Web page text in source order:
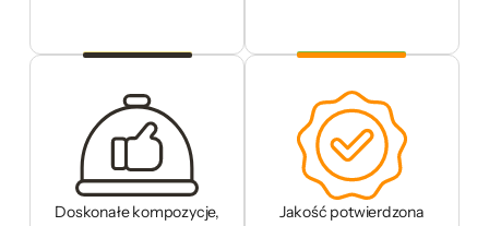
Doskonałe kompozycje,
Jakość potwierdzona